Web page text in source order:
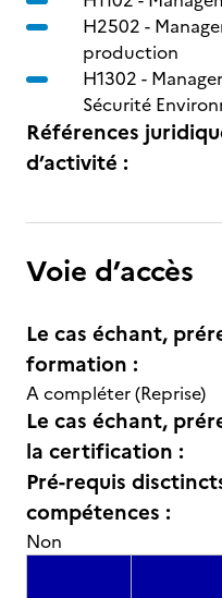
H2502 -
production
H1302 -
Sécurité
Références
d’activité :
Voie d’accès
Le cas échant,
formation :
A compléter (Reprise)
Le cas échant,
la certification :
Pré-requis
compétences :
Non